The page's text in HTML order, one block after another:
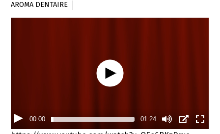
AROMA DENTAIRE
00:00 01:24